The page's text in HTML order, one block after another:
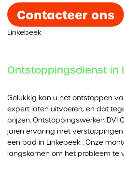
Contacteer ons
Linkebeek
Ontstoppingsdienst in
Gelukkig kan u het ontstoppen
expert laten uitvoeren, en dat
prijzen. Ontstoppingswerken DVI
jaren ervaring met
een bad in Linkebeek . Onze
langskomen om het probleem te